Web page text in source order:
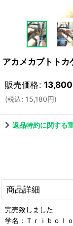
アカメカブトト
販売価格: 13,800
(税込: 15,180円)
返品特約に関する
商品詳細
完売致しました
学名：Ｔｒｉｂｏｌ